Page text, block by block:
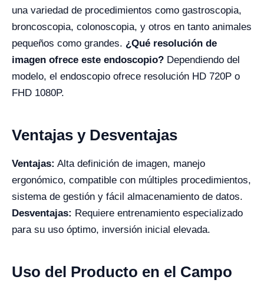
una variedad de procedimientos como gastroscopia,
broncoscopia, colonoscopia, y otros en tanto animales
pequeños como grandes. ¿Qué resolución de
imagen ofrece este endoscopio? Dependiendo del
modelo, el endoscopio ofrece resolución HD 720P o
FHD 1080P.
Ventajas y Desventajas
Ventajas: Alta definición de imagen, manejo
ergonómico, compatible con múltiples procedimientos,
sistema de gestión y fácil almacenamiento de datos.
Desventajas: Requiere entrenamiento especializado
para su uso óptimo, inversión inicial elevada.
Uso del Producto en el Campo